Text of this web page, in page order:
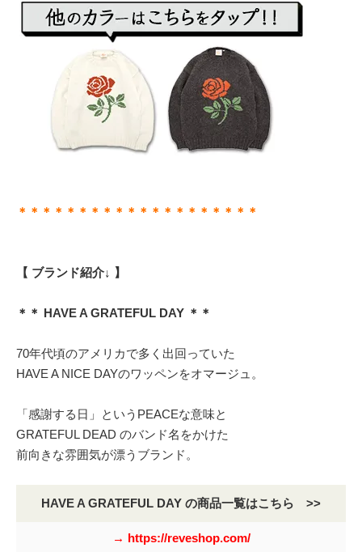
＊＊＊＊＊＊＊＊＊＊＊＊＊＊＊＊＊＊＊＊
【 ブランド紹介↓ 】
＊＊ HAVE A GRATEFUL DAY ＊＊
70年代頃のアメリカで多く出回っていた
HAVE A NICE DAYのワッペンをオマージュ。
「感謝する日」というPEACEな意味と
GRATEFUL DEAD のバンド名をかけた
前向きな雰囲気が漂うブランド。
HAVE A GRATEFUL DAY の商品一覧はこちら >>
→ https://reveshop.com/